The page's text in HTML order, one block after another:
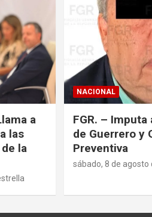
a
las
la
NACIONAL
FGR. –
de Guerrero y
Preventiva
sábado, 8 de agosto